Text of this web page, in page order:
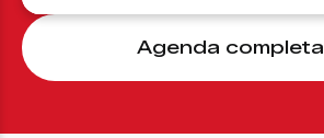
Agenda completa